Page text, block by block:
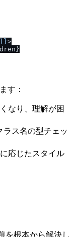
>
す：
なり、理解が困
ス名の型チェッ
応じたスタイル
を根本から解決し